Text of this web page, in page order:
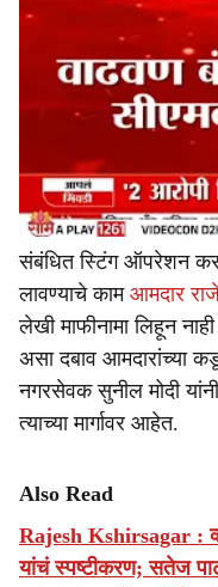
संबंधित स्टिंग ऑपरेशन
लावण्याचे काम आमदार
लेखी माफीनामा लिहून
असा दबाव आमदारांच्या
नगरसेवक सुनील मोदी
त्याच्या मार्गावर आहेत.
Also Read
Rajesh Kshirsagar :
यांचं स्पष्टीकरण; सतेज